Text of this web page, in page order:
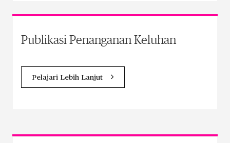
Publikasi Penanganan Keluhan
Pelajari Lebih Lanjut